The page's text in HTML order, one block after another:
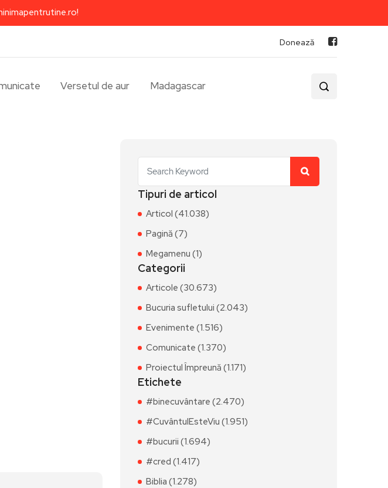
Donează
Versetul de aur Madagascar
Tipuri de articol
Articol (41.038)
Pagină (7)
Megamenu (1)
Categorii
Articole (30.673)
Bucuria sufletului (2.043)
Evenimente (1.516)
Comunicate (1.370)
Proiectul Împreună (1.171)
Etichete
#binecuvântare (2.470)
#CuvântulEsteViu (1.951)
#bucurii (1.694)
#cred (1.417)
Biblia (1.278)